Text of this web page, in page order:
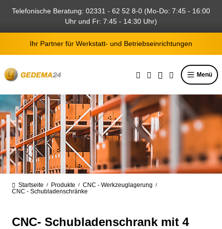
springen
Telefonische Beratung: 02331 - 62 52 8-0 (Mo-Do: 7:45 - 16:00
Uhr und Fr: 7:45 - 14:30 Uhr)
Ihr Partner für Werkstatt- und Betriebseinrichtungen
Menü
Startseite / Produkte / CNC - Werkzeuglagerung /
CNC - Schubladenschränke
CNC- Schubladenschrank mit 4